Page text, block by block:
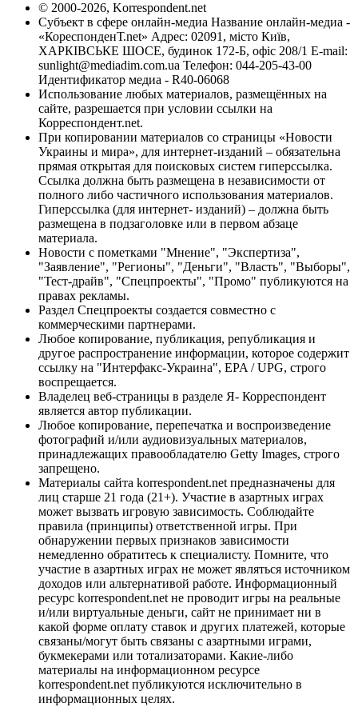
© 2000-2026, Korrespondent.net
Субъект в сфере онлайн-медиа Название онлайн-медиа -
«КореспонденТ.net» Адрес: 02091, місто Київ,
ХАРКІВСЬКЕ ШОСЕ, будинок 172-Б, офіс 208/1 E-mail:
sunlight@mediadim.com.ua Телефон: 044-205-43-00
Идентификатор медиа - R40-06068
Использование любых материалов, размещённых на
сайте, разрешается при условии ссылки на
Корреспондент.net.
При копировании материалов со страницы «Новости
Украины и мира», для интернет-изданий – обязательна
прямая открытая для поисковых систем гиперссылка.
Ссылка должна быть размещена в независимости от
полного либо частичного использования материалов.
Гиперссылка (для интернет- изданий) – должна быть
размещена в подзаголовке или в первом абзаце
материала.
Новости с пометками "Мнение", "Экспертиза",
"Заявление", "Регионы", "Деньги", "Власть", "Выборы",
"Тест-драйв", "Спецпроекты", "Промо" публикуются на
правах рекламы.
Раздел Спецпроекты создается совместно с
коммерческими партнерами.
Любое копирование, публикация, републикация и
другое распространение информации, которое содержит
ссылку на "Интерфакс-Украина", EPA / UPG, строго
воспрещается.
Владелец веб-страницы в разделе Я- Корреспондент
является автор публикации.
Любое копирование, перепечатка и воспроизведение
фотографий и/или аудиовизуальных материалов,
принадлежащих правообладателю Getty Images, строго
запрещено.
Материалы сайта korrespondent.net предназначены для
лиц старше 21 года (21+). Участие в азартных играх
может вызвать игровую зависимость. Соблюдайте
правила (принципы) ответственной игры. При
обнаружении первых признаков зависимости
немедленно обратитесь к специалисту. Помните, что
участие в азартных играх не может являться источником
доходов или альтернативой работе. Информационный
ресурс korrespondent.net не проводит игры на реальные
и/или виртуальные деньги, сайт не принимает ни в
какой форме оплату ставок и других платежей, которые
связаны/могут быть связаны с азартными играми,
букмекерами или тотализаторами. Какие-либо
материалы на информационном ресурсе
korrespondent.net публикуются исключительно в
информационных целях.